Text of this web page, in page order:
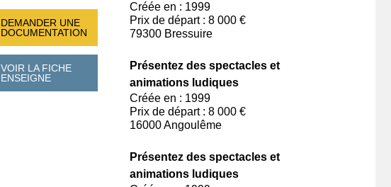
DEMANDER UNE
DOCUMENTATION
VOIR LA FICHE
ENSEIGNE
Créée en : 1999
Prix de départ : 8 000 €
79300 Bressuire
Présentez des spectacles et
animations ludiques
Créée en : 1999
Prix de départ : 8 000 €
16000 Angoulême
Présentez des spectacles et
animations ludiques